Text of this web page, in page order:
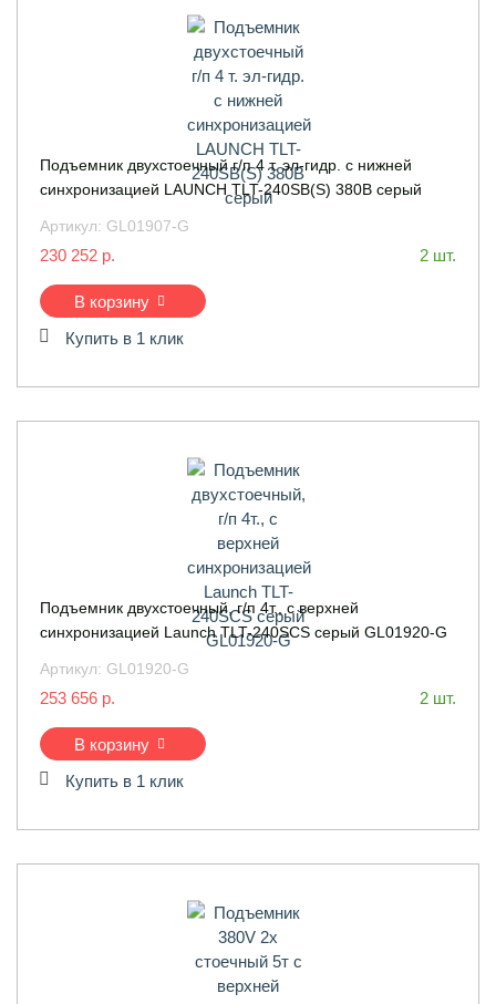
Подъемник двухстоечный г/п 4 т. эл-гидр. с нижней
синхронизацией LAUNCH TLT-240SB(S) 380В серый
Артикул: GL01907-G
230 252 р. 2 шт.
В корзину
Купить в 1 клик
Подъемник двухстоечный, г/п 4т., с верхней
синхронизацией Launch TLT-240SCS серый GL01920-G
Артикул: GL01920-G
253 656 р. 2 шт.
В корзину
Купить в 1 клик